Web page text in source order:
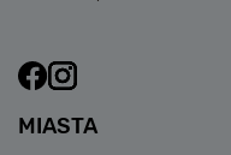
MIASTA